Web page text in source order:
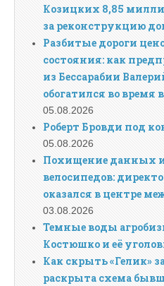
Козицких 8,85
за реконструкцию
Разбитые дороги
состояния: как
из Бессарабии
обогатился во время
05.08.2026
Роберт Бровди под
05.08.2026
Похищение данных
велосипедов:
оказался в центре
03.08.2026
Темные воды
Костюшко и её
Как скрыть «Гелик»
раскрыта схема